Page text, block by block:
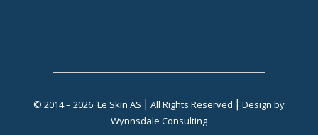
© 2014 – 2026 Le Skin AS ⎮ All Rights Reserved ⎮ Design by
Wynnsdale Consulting